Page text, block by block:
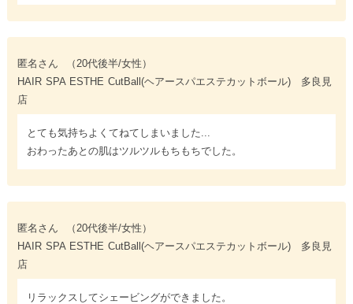
匿名さん
（20代後半/女性）
HAIR SPA ESTHE CutBall(ヘアースパエステカットボール) 多良見
店
とても気持ちよくてねてしまいました...
おわったあとの肌はツルツルもちもちでした。
匿名さん
（20代後半/女性）
HAIR SPA ESTHE CutBall(ヘアースパエステカットボール) 多良見
店
リラックスしてシェービングができました。